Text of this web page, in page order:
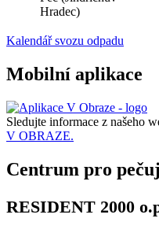
Hradec)
Kalendář svozu odpadu
Mobilní aplikace
Sledujte informace z našeho
V OBRAZE.
Centrum pro
RESIDENT 2000